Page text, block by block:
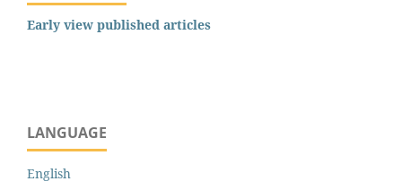
Early view published articles
LANGUAGE
English